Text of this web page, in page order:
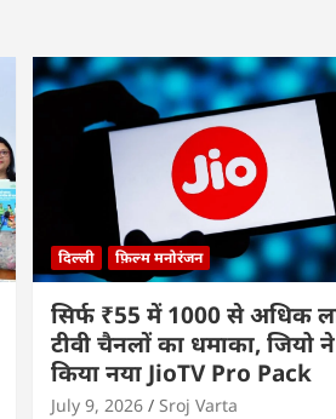
दिल्ली फ़िल्म मनोरंजन
सिर्फ ₹55 में 1000 से अधिक
टीवी चैनलों का धमाका, जियो
किया नया JioTV Pro Pack
July 9, 2026 Sroj Varta